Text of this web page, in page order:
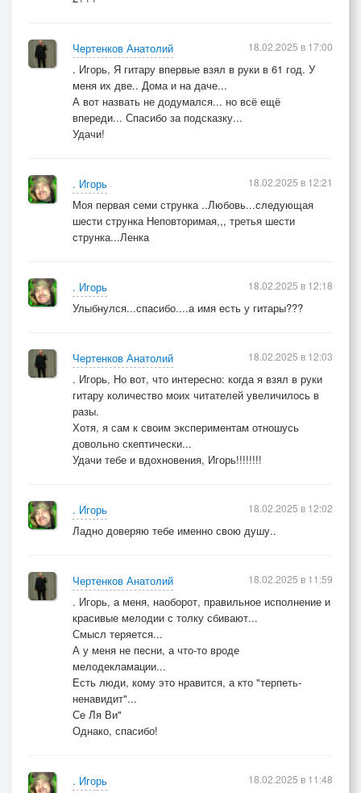
Чертенков Анатолий
. Игорь, Я гитару впервые взял в руки в 61 год. У
меня их две.. Дома и на даче...
А вот назвать не додумался... но всё ещё
впереди... Спасибо за подсказку...
Удачи!
18.02.2025 в 17:00
. Игорь
Моя первая семи струнка ..Любовь...следующая
шести струнка Неповторимая,,, третья шести
струнка...Ленка
18.02.2025 в 12:21
. Игорь
Улыбнулся...спасибо....а имя есть у гитары???
18.02.2025 в 12:18
Чертенков Анатолий
. Игорь, Но вот, что интересно: когда я взял в руки
гитару количество моих читателей увеличилось в
разы.
Хотя, я сам к своим экспериментам отношусь
довольно скептически...
Удачи тебе и вдохновения, Игорь!!!!!!!!
18.02.2025 в 12:03
. Игорь
Ладно доверяю тебе именно свою душу..
18.02.2025 в 12:02
Чертенков Анатолий
. Игорь, а меня, наоборот, правильное исполнение и
красивые мелодии с толку сбивают...
Смысл теряется...
А у меня не песни, а что-то вроде
мелодекламации...
Есть люди, кому это нравится, а кто "терпеть-
ненавидит"...
Се Ля Ви"
Однако, спасибо!
18.02.2025 в 11:59
. Игорь
18.02.2025 в 11:48